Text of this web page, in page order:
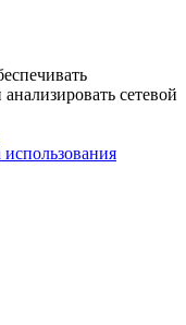
сетевой